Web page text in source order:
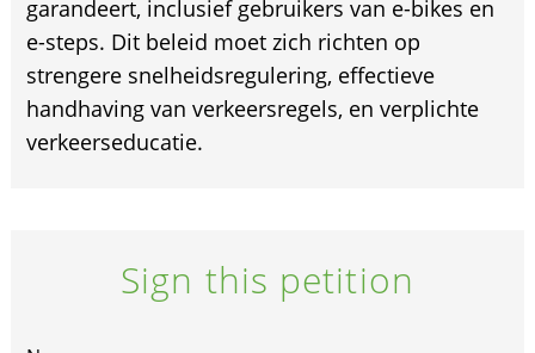
garandeert, inclusief gebruikers van e-bikes en
e-steps. Dit beleid moet zich richten op
strengere snelheidsregulering, effectieve
handhaving van verkeersregels, en verplichte
verkeerseducatie.
Sign this petition